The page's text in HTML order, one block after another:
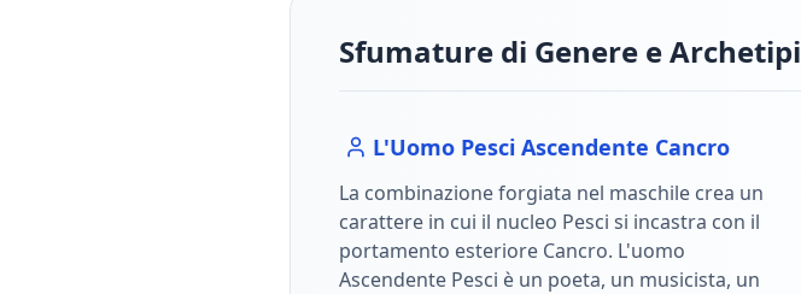
Sfumature di Genere e Archetipi
L'Uomo Pesci Ascendente Cancro
La combinazione forgiata nel maschile crea un
carattere in cui il nucleo Pesci si incastra con il
portamento esteriore Cancro. L'uomo
Ascendente Pesci è un poeta, un musicista, un